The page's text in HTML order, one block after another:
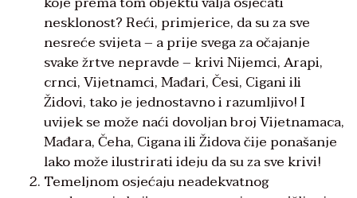
nesklonost? Reći, primjerice, da su za sve
nesreće svijeta – a prije svega za očajanje
svake žrtve nepravde – krivi Nijemci, Arapi,
crnci, Vijetnamci, Mađari, Česi, Cigani ili
Židovi, tako je jednostavno i razumljivo! I
uvijek se može naći dovoljan broj Vijetnamaca,
Mađara, Čeha, Cigana ili Židova čije ponašanje
lako može ilustrirati ideju da su za sve krivi!
Temeljnom osjećaju neadekvatnog